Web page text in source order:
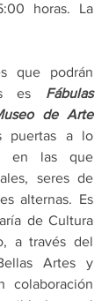
horas. La
que podrán
es Fábulas
de Arte
puertas a lo
en las que
seres de
alternas. Es
de Cultura
a través del
Artes y
colaboración